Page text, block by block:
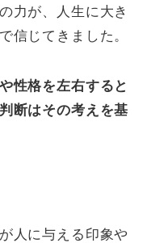
力が、人生に大き
信じてきました。
性格を左右すると
断はその考えを基
人に与える印象や